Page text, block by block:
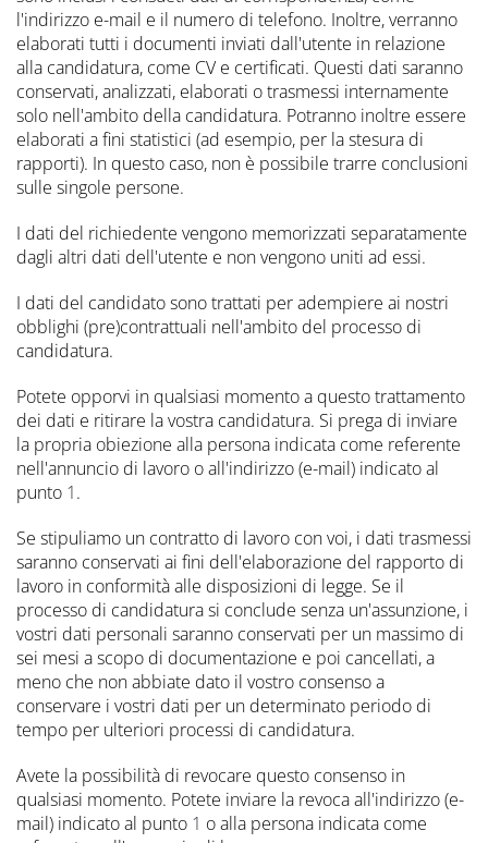
l'indirizzo e-mail e il numero di telefono. Inoltre, verranno
elaborati tutti i documenti inviati dall'utente in relazione
alla candidatura, come CV e certificati. Questi dati saranno
conservati, analizzati, elaborati o trasmessi internamente
solo nell'ambito della candidatura. Potranno inoltre essere
elaborati a fini statistici (ad esempio, per la stesura di
rapporti). In questo caso, non è possibile trarre conclusioni
sulle singole persone.
I dati del richiedente vengono memorizzati separatamente
dagli altri dati dell'utente e non vengono uniti ad essi.
I dati del candidato sono trattati per adempiere ai nostri
obblighi (pre)contrattuali nell'ambito del processo di
candidatura.
Potete opporvi in qualsiasi momento a questo trattamento
dei dati e ritirare la vostra candidatura. Si prega di inviare
la propria obiezione alla persona indicata come referente
nell'annuncio di lavoro o all'indirizzo (e-mail) indicato al
punto 1.
Se stipuliamo un contratto di lavoro con voi, i dati trasmessi
saranno conservati ai fini dell'elaborazione del rapporto di
lavoro in conformità alle disposizioni di legge. Se il
processo di candidatura si conclude senza un'assunzione, i
vostri dati personali saranno conservati per un massimo di
sei mesi a scopo di documentazione e poi cancellati, a
meno che non abbiate dato il vostro consenso a
conservare i vostri dati per un determinato periodo di
tempo per ulteriori processi di candidatura.
Avete la possibilità di revocare questo consenso in
qualsiasi momento. Potete inviare la revoca all'indirizzo (e-
mail) indicato al punto 1 o alla persona indicata come